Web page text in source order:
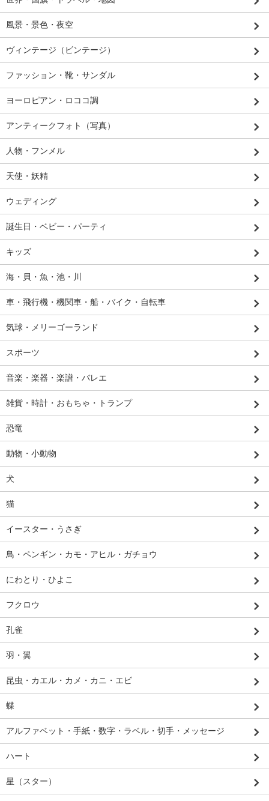
風景・景色・夜空
ヴィンテージ（ビンテージ）
ファッション・靴・サンダル
ヨーロピアン・ロココ調
アンティークフォト（写真）
人物・フンメル
天使・妖精
ウェディング
誕生日・ベビー・パーティ
キッズ
海・貝・魚・池・川
車・飛行機・機関車・船・バイク・自転車
気球・メリーゴーランド
スポーツ
音楽・楽器・楽譜・バレエ
雑貨・時計・おもちゃ・トランプ
恐竜
動物・小動物
犬
猫
イースター・うさぎ
鳥・ペンギン・カモ・アヒル・ガチョウ
にわとり・ひよこ
フクロウ
孔雀
羽・翼
昆虫・カエル・カメ・カニ・エビ
蝶
アルファベット・手紙・数字・ラベル・切手・メッセージ
ハート
星（スター）